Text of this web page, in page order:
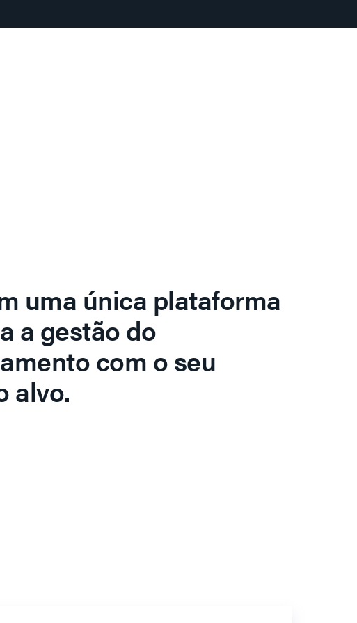
uma única plataforma
a gestão do
com o seu
alvo.